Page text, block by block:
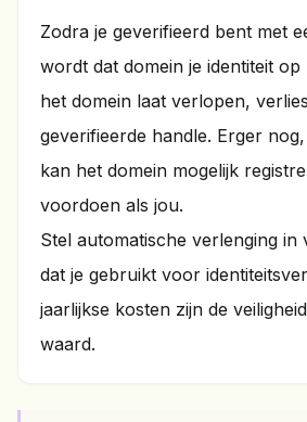
Zodra je geverifieerd bent met
wordt dat domein je identiteit op
het domein laat verlopen,
geverifieerde handle. Erger
kan het domein mogelijk
voordoen als jou.
Stel automatische verlenging in
dat je gebruikt voor
jaarlijkse kosten zijn de
waard.